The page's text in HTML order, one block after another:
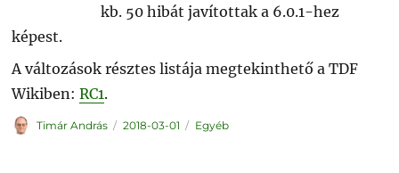
kb. 50 hibát javítottak a 6.0.1-hez
képest.
A változások résztes listája megtekinthető a TDF
Wikiben:RC1.
Szerző
Timár András Közzétéve
2018-03-01 Kategória
Egyéb